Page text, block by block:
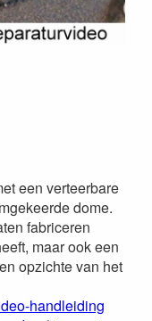
een verteerbare
dome.
fabriceren
maar ook een
opzichte van het
handleiding